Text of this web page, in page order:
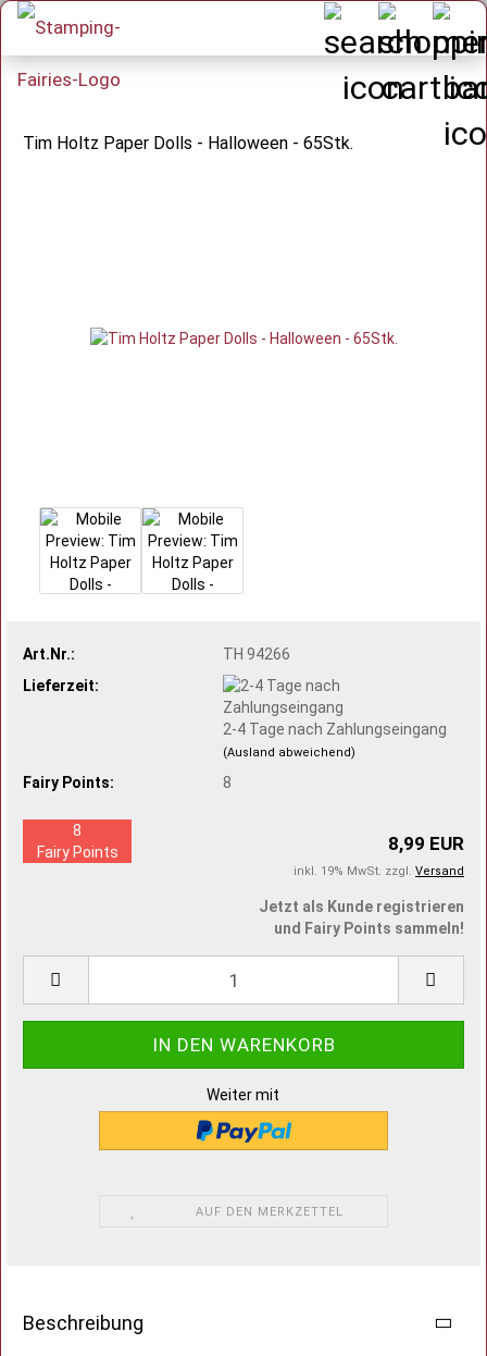
Tim Holtz Paper Dolls - Halloween - 65Stk.
Art.Nr.:
TH 94266
Lieferzeit:
2-4 Tage nach Zahlungseingang
(Ausland abweichend)
Fairy Points: 8
8,99 EUR
inkl. 19% MwSt. zzgl. Versand
8
Fairy Points
Jetzt als Kunde registrieren
und Fairy Points sammeln!
Weiter mit
AUF DEN MERKZETTEL
Beschreibung